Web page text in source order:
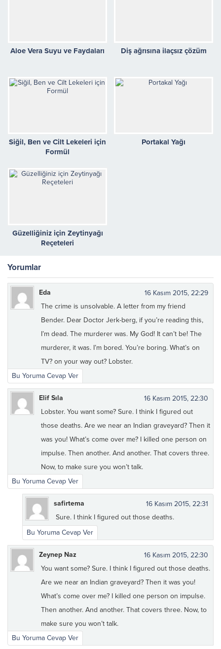
Aloe Vera Suyu ve Faydaları Diş ağrısına ilaçsız çözüm
Siğil, Ben ve Cilt Lekeleri için
Formül
Portakal Yağı
Güzelliğiniz için Zeytinyağı
Reçeteleri
Yorumlar
Eda
16 Kasım 2015, 22:29
The crime is unsolvable. A letter from my friend
Bender. Dear Doctor Jerk-berg, if you’re reading this,
I’m dead. The murderer was. My God! It can’t be! The
murderer, it was. I’m bored. You’re boring. What’s on
TV? on your way out? Lobster.
Bu Yoruma Cevap Ver
Elif Sıla
16 Kasım 2015, 22:30
Lobster. You want some? Sure. I think I figured out
those deaths. Are we near an Indian graveyard? Then it
was you! What’s come over me? I killed one person on
impulse. Then another. And another. That covers three.
Now, to make sure you won’t talk.
Bu Yoruma Cevap Ver
safirtema
16 Kasım 2015, 22:31
Sure. I think I figured out those deaths.
Bu Yoruma Cevap Ver
Zeynep Naz
16 Kasım 2015, 22:30
You want some? Sure. I think I figured out those deaths.
Are we near an Indian graveyard? Then it was you!
What’s come over me? I killed one person on impulse.
Then another. And another. That covers three. Now, to
make sure you won’t talk.
Bu Yoruma Cevap Ver